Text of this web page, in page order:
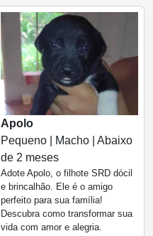
Apolo
Pequeno | Macho | Abaixo
de 2 meses
Adote Apolo, o filhote SRD dócil
e brincalhão. Ele é o amigo
perfeito para sua família!
Descubra como transformar sua
vida com amor e alegria.